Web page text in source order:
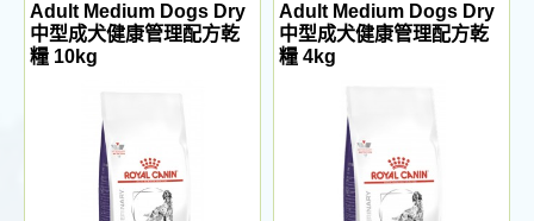
Adult Medium Dogs Dry
中型成犬健康管理配方乾
糧 10kg
Adult Medium Dogs Dry
中型成犬健康管理配方乾
糧 4kg